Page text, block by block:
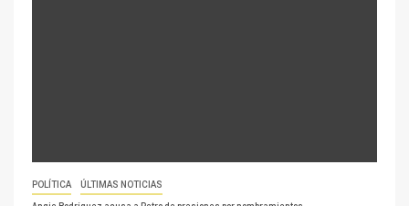
POLÍTICA ÚLTIMAS NOTICIAS